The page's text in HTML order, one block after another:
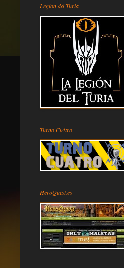
Legion del Turia
Turno Cu4tro
HeroQuest.es